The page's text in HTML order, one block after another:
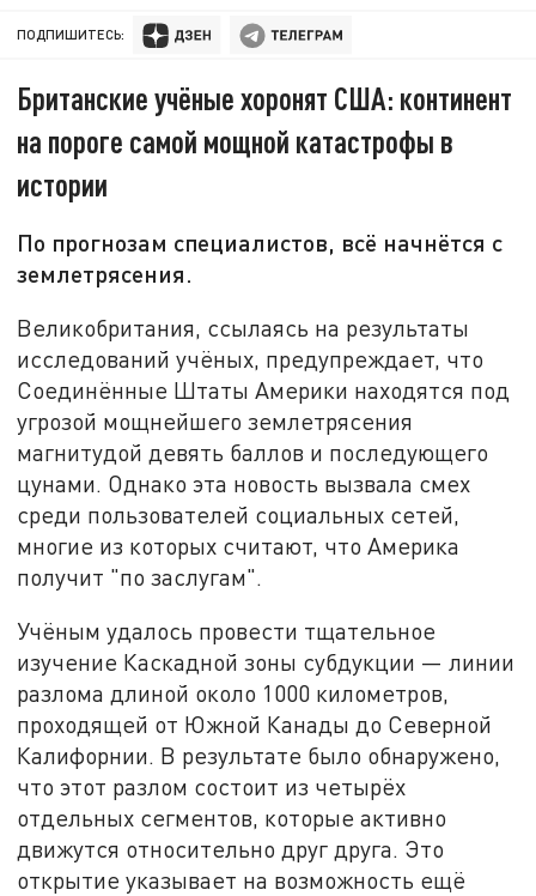
ПОДПИШИТЕСЬ:
Британские учёные хоронят США: континент
на пороге самой мощной катастрофы в
истории
По прогнозам специалистов, всё начнётся с
землетрясения.
Великобритания, ссылаясь на результаты
исследований учёных, предупреждает, что
Соединённые Штаты Америки находятся под
угрозой мощнейшего землетрясения
магнитудой девять баллов и последующего
цунами. Однако эта новость вызвала смех
среди пользователей социальных сетей,
многие из которых считают, что Америка
получит "по заслугам".
Учёным удалось провести тщательное
изучение Каскадной зоны субдукции — линии
разлома длиной около 1000 километров,
проходящей от Южной Канады до Северной
Калифорнии. В результате было обнаружено,
что этот разлом состоит из четырёх
отдельных сегментов, которые активно
движутся относительно друг друга. Это
открытие указывает на возможность ещё